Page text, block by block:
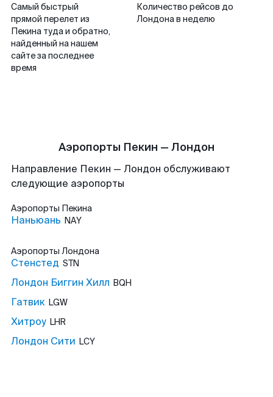
Самый быстрый
прямой перелет из
Пекина туда и обратно,
найденный на нашем
сайте за последнее
время
Количество рейсов до
Лондона в неделю
Аэропорты Пекин — Лондон
Направление Пекин — Лондон обслуживают
следующие аэропорты
Аэропорты Пекина
Наньюань NAY
Аэропорты Лондона
Стенстед STN
Лондон Биггин Хилл BQH
Гатвик LGW
Хитроу LHR
Лондон Сити LCY